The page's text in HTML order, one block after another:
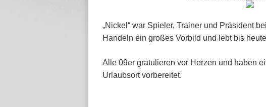
„Nickel“ war Spieler, Trainer und Präsident
Handeln ein großes Vorbild und lebt bis
Alle 09er gratulieren vor Herzen und haben
Urlaubsort vorbereitet.